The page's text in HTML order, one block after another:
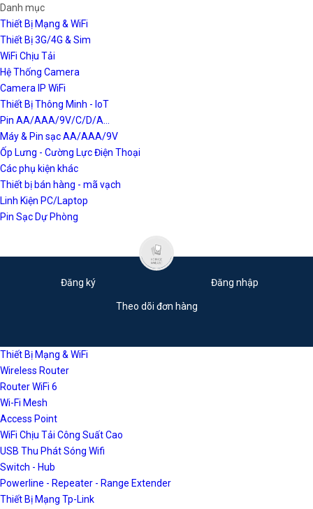
Danh mục
Thiết Bị Mạng & WiFi
Thiết Bị 3G/4G & Sim
WiFi Chịu Tải
Hệ Thống Camera
Camera IP WiFi
Thiết Bị Thông Minh - IoT
Pin AA/AAA/9V/C/D/A...
Máy & Pin sạc AA/AAA/9V
Ốp Lưng - Cường Lực Điện Thoại
Các phụ kiện khác
Thiết bị bán hàng - mã vạch
Linh Kiện PC/Laptop
Pin Sạc Dự Phòng
Đăng ký Đăng nhập
Theo dõi đơn hàng
Thiết Bị Mạng & WiFi
Wireless Router
Router WiFi 6
Wi-Fi Mesh
Access Point
WiFi Chịu Tải Công Suất Cao
USB Thu Phát Sóng Wifi
Switch - Hub
Powerline - Repeater - Range Extender
Thiết Bị Mạng Tp-Link